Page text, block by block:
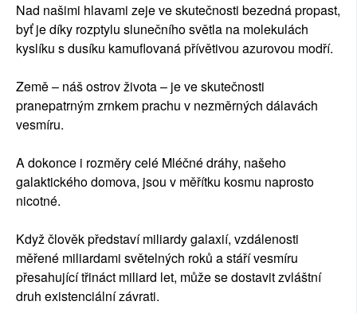
Nad našimi hlavami zeje ve skutečnosti bezedná propast,
byť je díky rozptylu slunečního světla na molekulách
kyslíku s dusíku kamuflovaná přívětivou azurovou modří.
Země – náš ostrov života – je ve skutečnosti
pranepatrným zrnkem prachu v nezměrných dálavách
vesmíru.
A dokonce i rozměry celé Mléčné dráhy, našeho
galaktického domova, jsou v měřítku kosmu naprosto
nicotné.
Když člověk představí miliardy galaxií, vzdálenosti
měřené miliardami světelných roků a stáří vesmíru
přesahující třináct miliard let, může se dostavit zvláštní
druh existenciální závrati.